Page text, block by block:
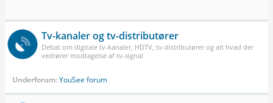
Tv-kanaler og tv-distributører
Debat om digitale tv-kanaler, HDTV, tv-distributører og alt hvad der
vedrører modtagelse af tv-signal
Underforum:YouSee forum